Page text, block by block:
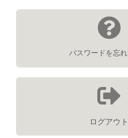
パスワードを忘
ログアウト